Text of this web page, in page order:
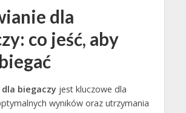
dla
co jeść, aby
biegaczyjest kluczowe dla
wyników oraz utrzymania